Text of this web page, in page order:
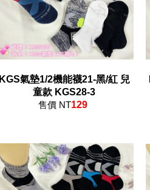
KGS氣墊1/2機能襪21-黑/紅 兒
童款 KGS28-3
售價 NT129